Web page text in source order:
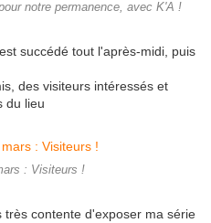
notre permanence, avec K'A !
succédé tout l'après-midi, puis
des visiteurs intéressés et
du lieu
: Visiteurs !
contente d'exposer ma série